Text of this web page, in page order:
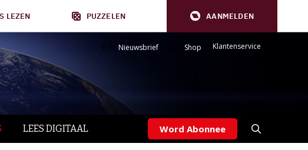
LEZEN PUZZELEN AANMELDEN
Nieuwsbrief Shop Klantenservice
LEES DIGITAAL Word Abonnee